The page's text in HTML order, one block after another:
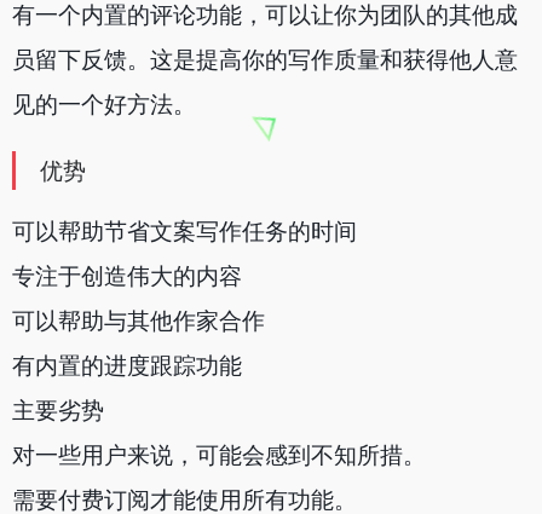
有一个内置的评论功能，可以让你为团队的其他成
员留下反馈。这是提高你的写作质量和获得他人意
见的一个好方法。
优势
可以帮助节省文案写作任务的时间
专注于创造伟大的内容
可以帮助与其他作家合作
有内置的进度跟踪功能
主要劣势
对一些用户来说，可能会感到不知所措。
需要付费订阅才能使用所有功能。